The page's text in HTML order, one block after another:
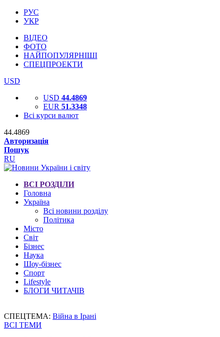
РУС
УКР
ВІДЕО
ФОТО
НАЙПОПУЛЯРНІШІ
СПЕЦПРОЕКТИ
USD
USD 44.4869
EUR 51.3348
Всі курси валют
44.4869
Авторизація
Пошук
RU
ВСІ РОЗДІЛИ
Головна
Україна
Всі новини розділу
Політика
Місто
Світ
Бізнес
Наука
Шоу-бізнес
Спорт
Lifestyle
БЛОГИ ЧИТАЧІВ
СПЕЦТЕМА: Війна в Ірані
ВСІ ТЕМИ